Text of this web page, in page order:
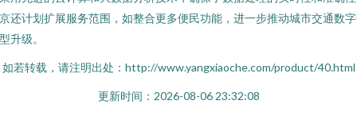
还计划扩展服务范围，如整合更多便民功能，进一步推动城市交通数
升级。
如若转载，请注明出处：http://www.yangxiaoche.com/product/40.html
更新时间：2026-08-06 23:32:08